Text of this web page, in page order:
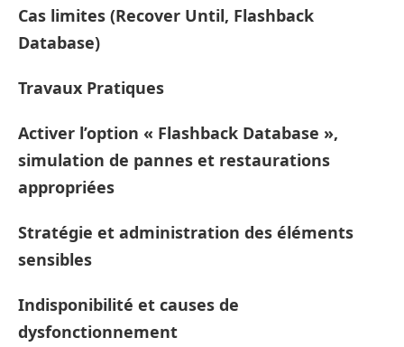
Cas limites (Recover Until, Flashback
Database)
Travaux Pratiques
Activer l’option « Flashback Database »,
simulation de pannes et restaurations
appropriées
Stratégie et administration des éléments
sensibles
Indisponibilité et causes de
dysfonctionnement